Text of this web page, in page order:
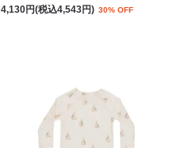
4,130円(税込4,543円) 30% OFF